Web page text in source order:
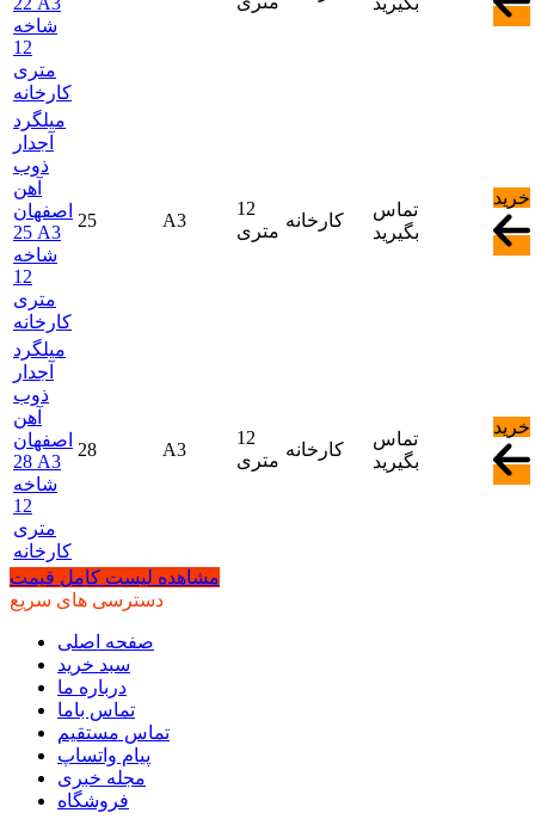
شاخه
12
متری
کارخانه
میلگرد
آجدار
ذوب
آهن
اصفهان
25 A3
شاخه
12
متری
کارخانه
25 A3
12
متری
کارخانه
تماس
بگیرید
خرید
میلگرد
آجدار
ذوب
آهن
اصفهان
28 A3
شاخه
12
متری
کارخانه
28 A3
12
متری
کارخانه
تماس
بگیرید
خرید
مشاهده لیست کامل قیمت
دسترسی های سریع
صفحه اصلی
سبد خرید
درباره ما
تماس باما
تماس مستقیم
پیام واتساپ
مجله خبری
فروشگاه